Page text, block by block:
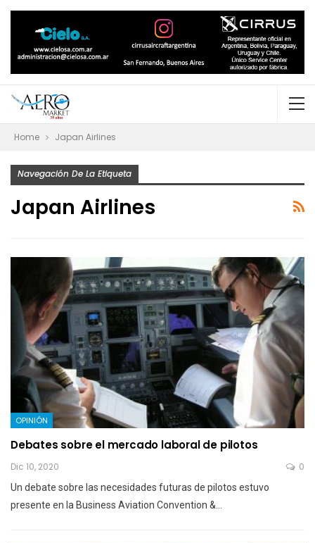
Home Japan Airlines
Navegación De La Etiqueta
Japan Airlines
OPINIÓN
Debates sobre el mercado laboral de pilotos
Dic 10, 2020 0
Un debate sobre las necesidades futuras de pilotos estuvo
presente en la Business Aviation Convention &…